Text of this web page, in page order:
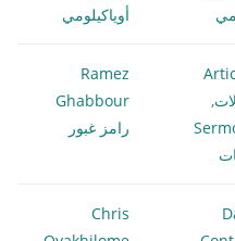
أوياكيلومي
,
Ramez
Ghabbour
رامز غبور
Chris